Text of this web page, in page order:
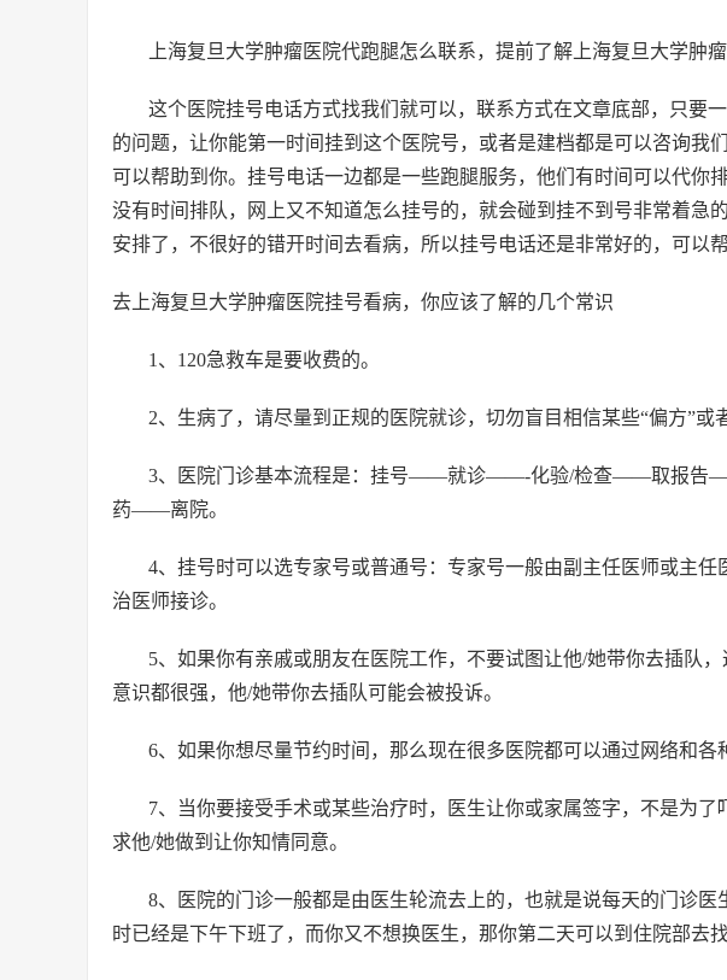
上海复旦大学肿瘤医院代跑腿怎么联系，提前了解上海复旦大学肿
这个医院挂号电话方式找我们就可以，联系方式在文章底部，只要
的问题，让你能第一时间挂到这个医院号，或者是建档都是可以咨询我
可以帮助到你。挂号电话一边都是一些跑腿服务，他们有时间可以代你
没有时间排队，网上又不知道怎么挂号的，就会碰到挂不到号非常着急
安排了，不很好的错开时间去看病，所以挂号电话还是非常好的，可以
去上海复旦大学肿瘤医院挂号看病，你应该了解的几个常识
1、120急救车是要收费的。
2、生病了，请尽量到正规的医院就诊，切勿盲目相信某些“偏方”或者
3、医院门诊基本流程是：挂号——就诊——-化验/检查——取报
药——离院。
4、挂号时可以选专家号或普通号：专家号一般由副主任医师或主
治医师接诊。
5、如果你有亲戚或朋友在医院工作，不要试图让他/她带你去插队
意识都很强，他/她带你去插队可能会被投诉。
6、如果你想尽量节约时间，那么现在很多医院都可以通过网络和各
7、当你要接受手术或某些治疗时，医生让你或家属签字，不是为
求他/她做到让你知情同意。
8、医院的门诊一般都是由医生轮流去上的，也就是说每天的门诊
时已经是下午下班了，而你又不想换医生，那你第二天可以到住院部去